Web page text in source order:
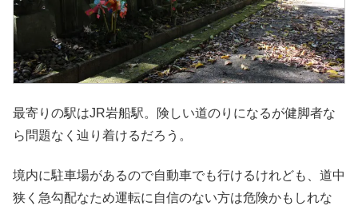
最寄りの駅はJR岩船駅。険しい道のりになるが健脚者な
ら問題なく辿り着けるだろう。
境内に駐車場があるので自動車でも行けるけれども、道中
狭く急勾配なため運転に自信のない方は危険かもしれな